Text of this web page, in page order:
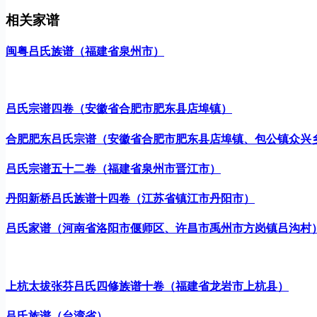
相关家谱
闽粤吕氏族谱（福建省泉州市）
吕氏宗谱四卷（安徽省合肥市肥东县店埠镇）
合肥肥东吕氏宗谱（安徽省合肥市肥东县店埠镇、包公镇众兴
吕氏宗谱五十二卷（福建省泉州市晋江市）
丹阳新桥吕氏族谱十四卷（江苏省镇江市丹阳市）
吕氏家谱（河南省洛阳市偃师区、许昌市禹州市方岗镇吕沟村
上杭太拔张芬吕氏四修族谱十卷（福建省龙岩市上杭县）